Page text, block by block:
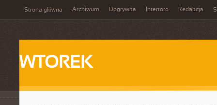
Strona główna Archiwum Dogrywka Intertoto Redakcja
WTOREK